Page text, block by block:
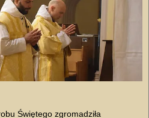
Świętego zgromadziła